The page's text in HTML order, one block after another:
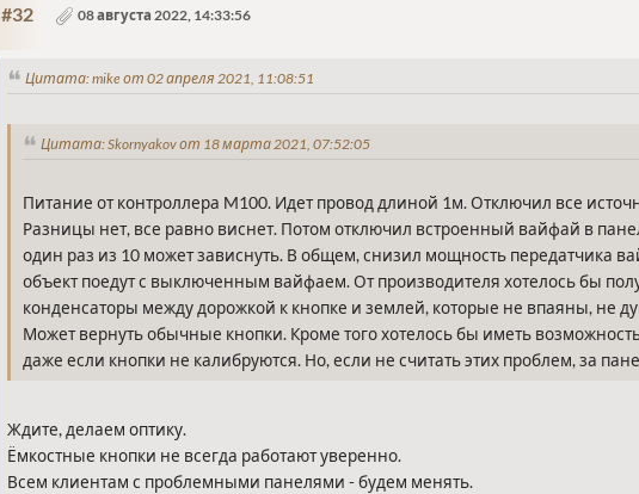
#32 08 августа 2022, 14:33:56
Цитата: mike от 02 апреля 2021, 11:08:51
Цитата: Skornyakov от 18 марта 2021, 07:52:05
Питание от контроллера M100. Идет провод длиной 1м. Отключил все
Разницы нет, все равно виснет. Потом отключил встроенный вайфай в
один раз из 10 может зависнуть. В общем, снизил мощность передатчика
объект поедут с выключенным вайфаем. От производителя хотелось бы
конденсаторы между дорожкой к кнопке и землей, которые не впаяны, не
Может вернуть обычные кнопки. Кроме того хотелось бы иметь
даже если кнопки не калибруются. Но, если не считать этих проблем, за
Ждите, делаем оптику.
Ёмкостные кнопки не всегда работают уверенно.
Всем клиентам с проблемными панелями - будем менять.